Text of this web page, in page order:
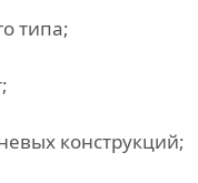
типа;
конструкций;